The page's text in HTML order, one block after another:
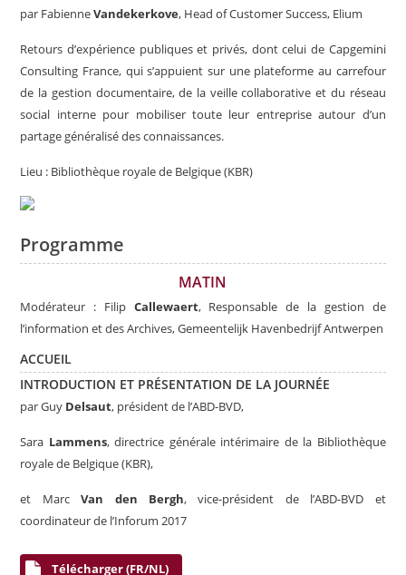
par FabienneVandekerkove, Head of Customer Success, Elium
Retours d’expérience publiques et privés, dont celui de Capgemini
Consulting France, qui s’appuient sur une plateforme au carrefour
de la gestion documentaire, de la veille collaborative et du réseau
social interne pour mobiliser toute leur entreprise autour d’un
partage généralisé des connaissances.
Lieu : Bibliothèque royale de Belgique (KBR)
Programme
MATIN
Modérateur : FilipCallewaert, Responsable de la gestion de
l’information et des Archives, Gemeentelijk Havenbedrijf Antwerpen
ACCUEIL
INTRODUCTION ET PRÉSENTATION DE LA JOURNÉE
par Guy Delsaut, président de l’ABD-BVD,
Sara Lammens, directrice générale intérimaire de la Bibliothèque
royale de Belgique (KBR),
et MarcVan den Bergh, vice-président de l’ABD-BVD et
coordinateur de l’Inforum 2017
Télécharger (FR/NL)